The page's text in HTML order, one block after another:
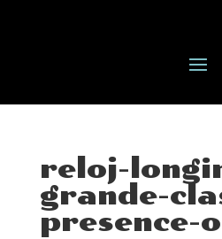
reloj-
grande-
presence-